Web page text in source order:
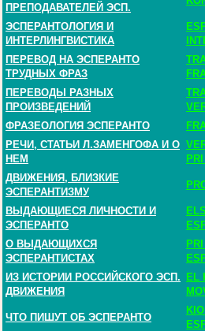
ПРЕПОДАВАТЕЛЕЙ ЭСП.
ЭСПЕРАНТОЛОГИЯ И
ИНТЕРЛИНГВИСТИКА
ПЕРЕВОД НА ЭСПЕРАНТО
ТРУДНЫХ ФРАЗ
ПЕРЕВОДЫ РАЗНЫХ
ПРОИЗВЕДЕНИЙ
ФРАЗЕОЛОГИЯ ЭСПЕРАНТО
РЕЧИ, СТАТЬИ Л.ЗАМЕНГОФА И О
НЕМ
PRI
ДВИЖЕНИЯ, БЛИЗКИЕ
ЭСПЕРАНТИЗМУ
ВЫДАЮЩИЕСЯ ЛИЧНОСТИ И
ЭСПЕРАНТО
О ВЫДАЮЩИХСЯ
ЭСПЕРАНТИСТАХ
ИЗ ИСТОРИИ РОССИЙСКОГО ЭСП.
ДВИЖЕНИЯ
EL
ЧТО ПИШУТ ОБ ЭСПЕРАНТО